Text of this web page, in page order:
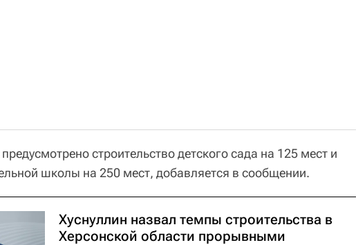
строительство детского сада на 125 мест и
школы на 250 мест, добавляется в сообщении.
Хуснуллин назвал темпы строительства в
Херсонской области прорывными